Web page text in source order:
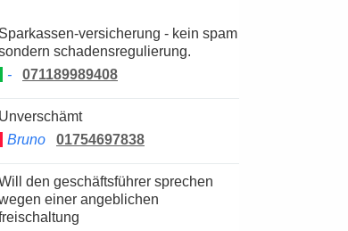
Sparkassen-versicherung - kein spam
schadensregulierung.
-
071189989408
Unverschämt
Bruno
01754697838
sprechen
einer angeblichen